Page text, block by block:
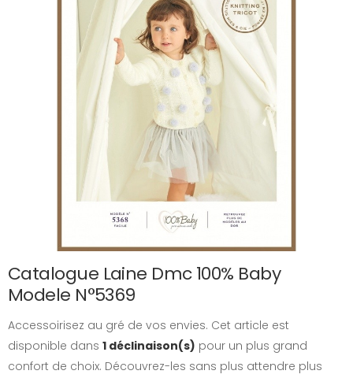
Catalogue Laine Dmc 100% Baby
Modele N°5369
Accessoirisez au gré de vos envies. Cet article est
disponible dans 1 déclinaison(s) pour un plus grand
confort de choix. Découvrez-les sans plus attendre plus